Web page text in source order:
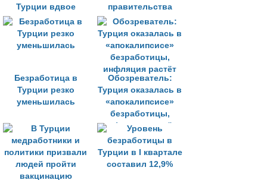
Турции вдвое
превышает
официальные
показатели
правительства
выросла
безработица
Безработица в
Турции резко
уменьшилась
Обозреватель:
Турция оказалась в
«апокалипсисе»
безработицы,
инфляция растёт